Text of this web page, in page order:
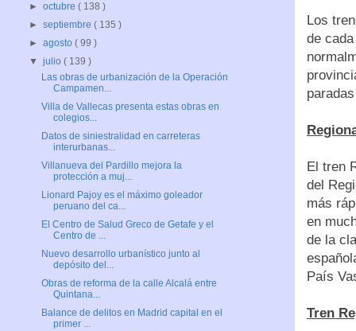
Los
de
El tren
del
más
en
de la
País
Tren
►octubre( 138 )
►septiembre( 135 )
►agosto( 99 )
▼julio( 139 )
Las obras de urbanización de la Operación
Campamen...
Villa de Vallecas presenta estas obras en
colegios...
Datos de siniestralidad en carreteras
interurbanas...
Villanueva del Pardillo mejora la
protección a muj...
Lionard Pajoy es el máximo goleador
peruano del ca...
El Centro de Salud Greco de Getafe y el
Centro de ...
Nuevo desarrollo urbanístico junto al
depósito del...
Obras de reforma de la calle Alcalá entre
Quintana...
Balance de delitos en Madrid capital en el
primer ...